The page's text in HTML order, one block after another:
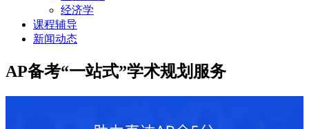
经济学
课程辅导
新闻动态
AP备考“一站式”学术规划服务